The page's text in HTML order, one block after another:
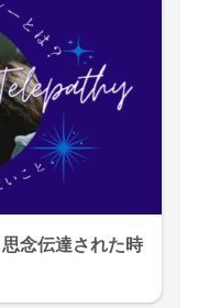
念伝達された時